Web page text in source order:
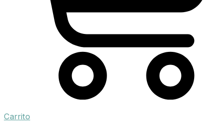
Carrito